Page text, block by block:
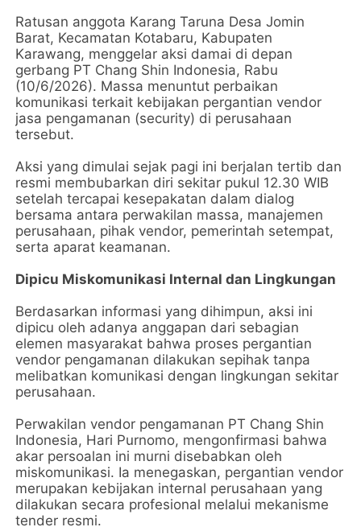
Ratusan anggota Karang Taruna Desa Jomin
Barat, Kecamatan Kotabaru, Kabupaten
Karawang, menggelar aksi damai di depan
gerbang PT Chang Shin Indonesia, Rabu
(10/6/2026). Massa menuntut perbaikan
komunikasi terkait kebijakan pergantian vendor
jasa pengamanan (security) di perusahaan
tersebut.
Aksi yang dimulai sejak pagi ini berjalan tertib dan
resmi membubarkan diri sekitar pukul 12.30 WIB
setelah tercapai kesepakatan dalam dialog
bersama antara perwakilan massa, manajemen
perusahaan, pihak vendor, pemerintah setempat,
serta aparat keamanan.
Dipicu Miskomunikasi Internal dan Lingkungan
Berdasarkan informasi yang dihimpun, aksi ini
dipicu oleh adanya anggapan dari sebagian
elemen masyarakat bahwa proses pergantian
vendor pengamanan dilakukan sepihak tanpa
melibatkan komunikasi dengan lingkungan sekitar
perusahaan.
Perwakilan vendor pengamanan PT Chang Shin
Indonesia, Hari Purnomo, mengonfirmasi bahwa
akar persoalan ini murni disebabkan oleh
miskomunikasi. Ia menegaskan, pergantian vendor
merupakan kebijakan internal perusahaan yang
dilakukan secara profesional melalui mekanisme
tender resmi.